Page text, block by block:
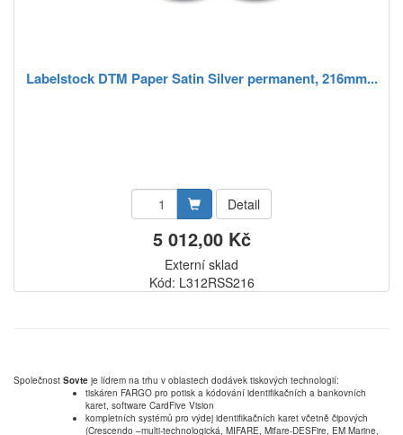
Labelstock DTM Paper Satin Silver permanent, 216mm...
Detail
5 012,00 Kč
Externí sklad
Kód: L312RSS216
Společnost Sovte je lídrem na trhu v oblastech dodávek tiskových technologií:
tiskáren FARGO pro potisk a kódování identifikačních a bankovních
karet, software CardFive Vision
kompletních systémů pro výdej identifikačních karet včetně čipových
(Crescendo –multi-technologická, MIFARE, Mifare-DESFire, EM Marine,